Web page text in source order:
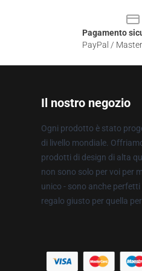
Pagamento
PayPal /
Il nostro negozio
Ogni prodotto è stato
di livello mondiale.
prodotti di design di alta
non sono solo per voi per
unico - sono anche perfetti
regalo giusto per quella